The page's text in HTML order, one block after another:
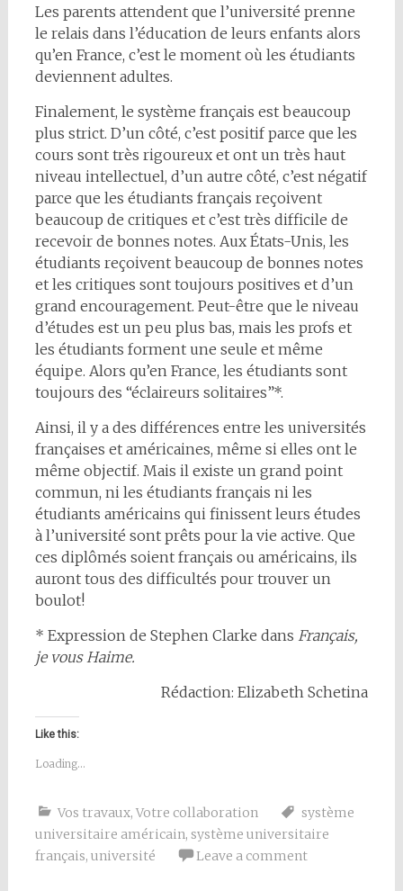
Les parents attendent que l’université prenne
le relais dans l’éducation de leurs enfants alors
qu’en France, c’est le moment où les étudiants
deviennent adultes.
Finalement, le système français est beaucoup
plus strict. D’un côté, c’est positif parce que les
cours sont très rigoureux et ont un très haut
niveau intellectuel, d’un autre côté, c’est négatif
parce que les étudiants français reçoivent
beaucoup de critiques et c’est très difficile de
recevoir de bonnes notes. Aux États-Unis, les
étudiants reçoivent beaucoup de bonnes notes
et les critiques sont toujours positives et d’un
grand encouragement. Peut-être que le niveau
d’études est un peu plus bas, mais les profs et
les étudiants forment une seule et même
équipe. Alors qu’en France, les étudiants sont
toujours des “éclaireurs solitaires”*.
Ainsi, il y a des différences entre les universités
françaises et américaines, même si elles ont le
même objectif. Mais il existe un grand point
commun, ni les étudiants français ni les
étudiants américains qui finissent leurs études
à l’université sont prêts pour la vie active. Que
ces diplômés soient français ou américains, ils
auront tous des difficultés pour trouver un
boulot!
* Expression de Stephen Clarke dans Français,
je vous Haime.
Rédaction: Elizabeth Schetina
Like this:
Loading...
Vos travaux, Votre collaboration
système
universitaire américain, système universitaire
français, université Leave a comment